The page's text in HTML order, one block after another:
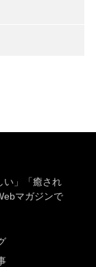
い」「癒され
マガジンで